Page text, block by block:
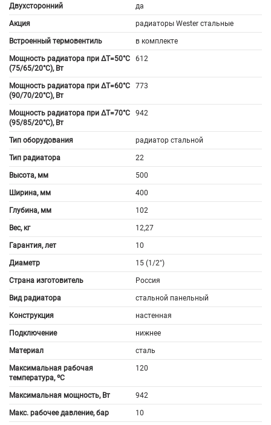
Двухсторонний да
Акция радиаторы Wester стальные
Встроенный термовентиль в комплекте
Мощность радиатора при ΔT=50°C
(75/65/20°C), Вт
612
Мощность радиатора при ΔT=60°C
(90/70/20°C), Вт
773
Мощность радиатора при ΔT=70°C
(95/85/20°C), Вт
942
Тип оборудования радиатор стальной
Тип радиатора 22
Высота, мм 500
Ширина, мм 400
Глубина, мм 102
Вес, кг 12,27
Гарантия, лет 10
Диаметр 15 (1/2")
Страна изготовитель Россия
Вид радиатора стальной панельный
Конструкция настенная
Подключение нижнее
Материал сталь
Максимальная рабочая
температура, ºС
120
Максимальная мощность, Вт 942
Макс. рабочее давление, бар 10